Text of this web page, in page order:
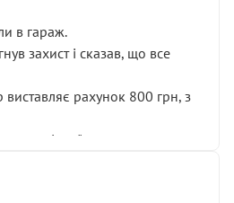
в гараж.
захист і сказав, що все
рахунок 800 грн, з
гальмівної системи